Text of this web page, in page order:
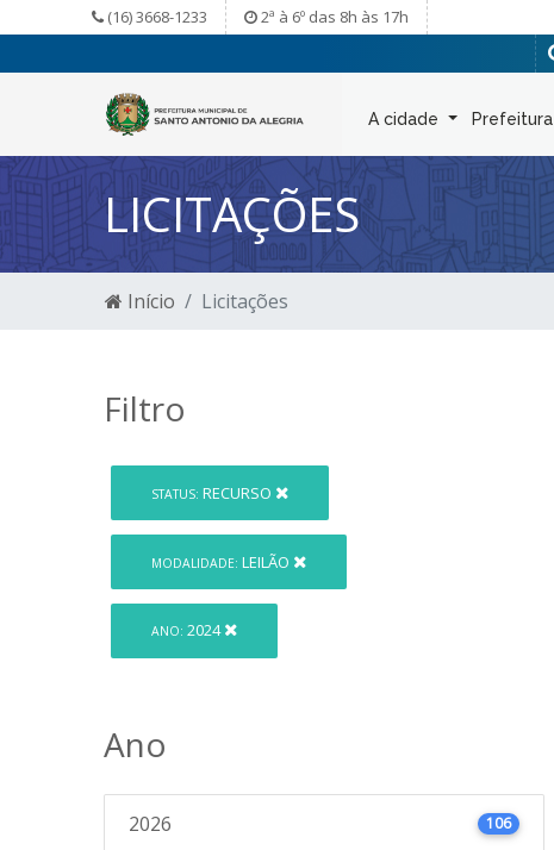
(16) 3668-1233 2ª à 6º das 8h às 17h
A cidade Prefeitura
LICITAÇÕES
Início Licitações
Filtro
STATUS: RECURSO
MODALIDADE: LEILÃO
ANO: 2024
Ano
2026 106